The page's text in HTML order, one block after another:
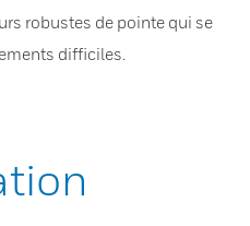
robustes de pointe qui se
difficiles.